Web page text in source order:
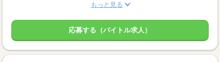
もっと見る
応募する（バイトル求人）